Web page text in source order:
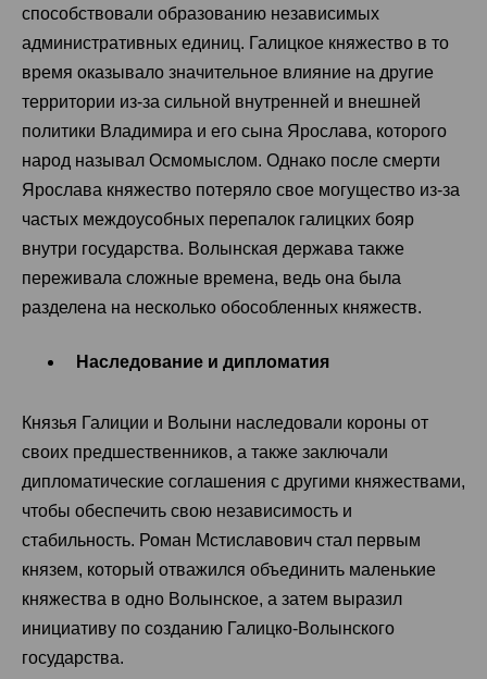
способствовали образованию независимых
административных единиц. Галицкое княжество в то
время оказывало значительное влияние на другие
территории из-за сильной внутренней и внешней
политики Владимира и его сына Ярослава, которого
народ называл Осмомыслом. Однако после смерти
Ярослава княжество потеряло свое могущество из-за
частых междоусобных перепалок галицких бояр
внутри государства. Волынская держава также
переживала сложные времена, ведь она была
разделена на несколько обособленных княжеств.
Наследование и дипломатия
Князья Галиции и Волыни наследовали короны от
своих предшественников, а также заключали
дипломатические соглашения с другими княжествами,
чтобы обеспечить свою независимость и
стабильность. Роман Мстиславович стал первым
князем, который отважился объединить маленькие
княжества в одно Волынское, а затем выразил
инициативу по созданию Галицко-Волынского
государства.